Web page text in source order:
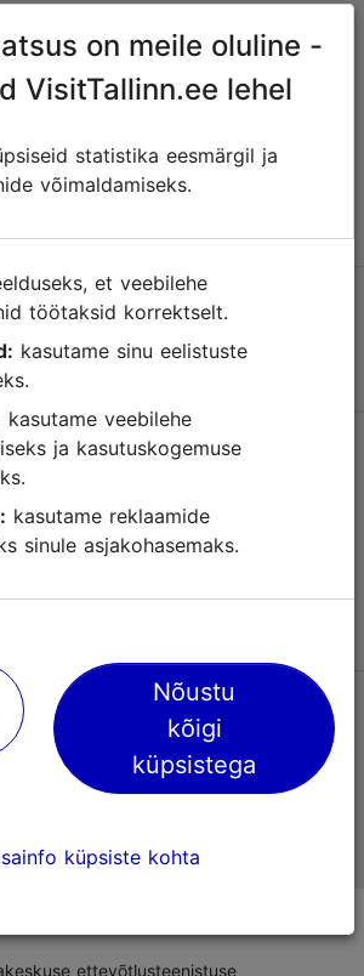
Tallinn, Eesti
ja arvustused
ettevõtlusteenistuse
on meile oluline -
VisitTallinn.ee lehel
statistika eesmärgil ja
võimaldamiseks.
töötaksid korrektselt.
ja kasutuskogemuse
sinule asjakohasemaks.
Nõustu
kõigi
küpsistega
küpsiste kohta